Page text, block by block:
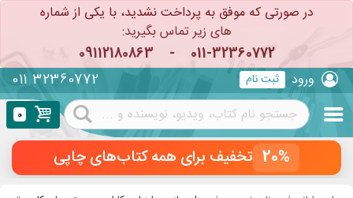
در صورتی که موفق به پرداخت نشدید، با یکی از شماره
های زیر تماس بگیرید:
011-32360772
-
09112180863
ثبت نام ورود 011 32360772
0
20% تخفیف برای همه کتاب‌های چاپی